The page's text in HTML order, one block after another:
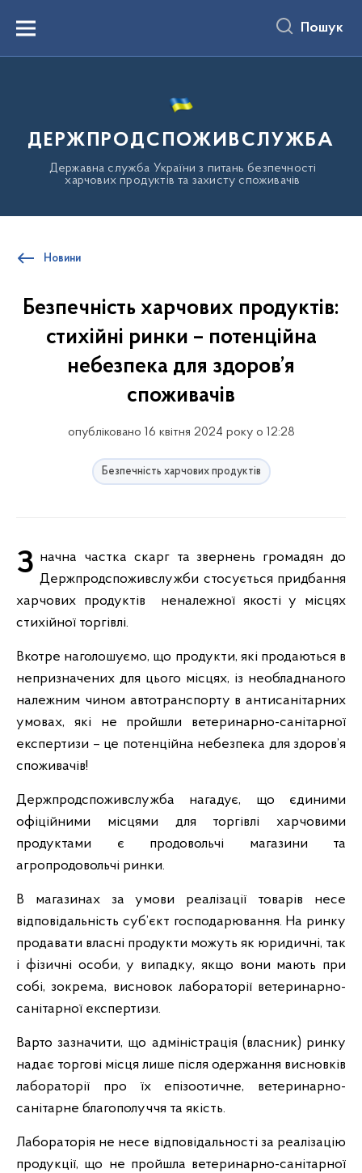
вмістуMenu Пошук
ДЕРЖПРОДСПОЖИВСЛУЖБА
Державна служба України з питань безпечності
харчових продуктів та захисту споживачів
Новини
Безпечність харчових продуктів:
стихійні ринки – потенційна
небезпека для здоров’я
споживачів
опубліковано 16 квітня 2024 року о 12:28
Безпечність харчових продуктів
Значна частка скарг та звернень громадян до Держпродспоживслужби стосується придбання
харчових продуктів неналежної якості у місцях
стихійної торгівлі.
Вкотре наголошуємо, що продукти, які продаються в
непризначених для цього місцях, із необладнаного
належним чином автотранспорту в антисанітарних
умовах, які не пройшли ветеринарно-санітарної
експертизи – це потенційна небезпека для здоров’я
споживачів!
Держпродспоживслужба нагадує, що єдиними
офіційними місцями для торгівлі харчовими
продуктами є продовольчі магазини та
агропродовольчі ринки.
В магазинах за умови реалізації товарів несе
відповідальність суб’єкт господарювання. На ринку
продавати власні продукти можуть як юридичні, так
і фізичні особи, у випадку, якщо вони мають при
собі, зокрема, висновок лабораторії ветеринарно-
санітарної експертизи.
Варто зазначити, що адміністрація (власник) ринку
надає торгові місця лише після одержання висновків
лабораторії про їх епізоотичне, ветеринарно-
санітарне благополуччя та якість.
Лабораторія не несе відповідальності за реалізацію
продукції, що не пройшла ветеринарно-санітарної